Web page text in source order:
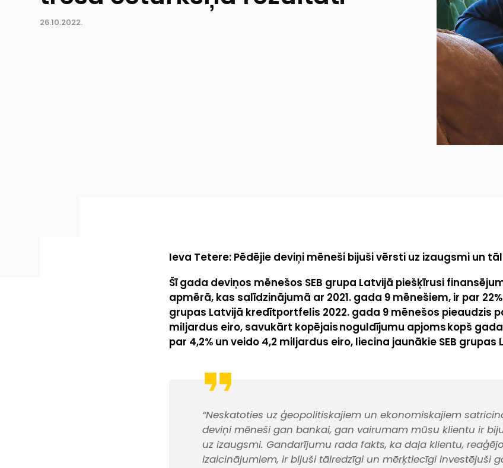
26.10.2022.
Ieva Tetere: Pēdējie deviņi mēneši bijuši vērsti uz izaugsmi un
Šī gada deviņos mēnešos SEB grupa Latvijā piešķīrusi
apmērā, kas salīdzinājumā ar 2021. gada 9 mēnešiem, ir par 22%
grupas Latvijā kredītportfelis 2022. gada 9 mēnešos pieaudzis
miljardus eiro, savukārt kopējais noguldījumu apjoms kopš
par 4,2% un veido 4,2 miljardus eiro, liecina jaunākie SEB
“Neskatoties uz ģeopolitiskajiem un ekonomiskajiem
deviņi mēneši gan bankai, gan vairumam mūsu klientu ir
uz izaugsmi. Gandarījumu rada fakts, ka daļa klientu,
izaicinājumiem, ir bijuši tālredzīgi un mērķtiecīgi investējuši